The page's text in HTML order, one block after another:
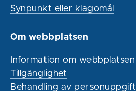
Synpunkt eller klagomål
Om webbplatsen
Information om webbplatsen
Tillgänglighet
Behandling av